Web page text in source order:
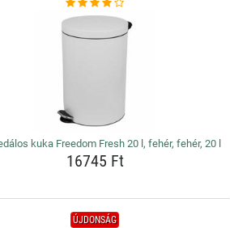
kuka Freedom Fresh 20 l, fehér, fehér, 20 l
16745 Ft
ÚJDONSÁG